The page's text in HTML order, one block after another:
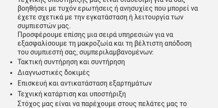
βοηθήσει με τυχόν ερωτήσεις ή ανησυχίες που μπορεί να
έχετε σχετικά με την εγκατάσταση ή λειτουργία των
συμπιεστών μας.
Προσφέρουμε επίσης μια σειρά υπηρεσιών για να
εξασφαλίσουμε τη μακροζωία και τη βέλτιστη απόδοση
του συμπιεστή σας, συμπεριλαμβανομένων:
Τακτική συντήρηση και συντήρηση
Διαγνωστικές δοκιμές
Επισκευή και αντικατάσταση εξαρτημάτων
Τεχνική κατάρτιση και υποστήριξη
Στόχος μας είναι να παρέχουμε στους πελάτες μας το